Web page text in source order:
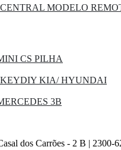
MODELO
CS PILHA
KIA/ HYUNDAI
3B
dos Carrões - 2 B | 2300-